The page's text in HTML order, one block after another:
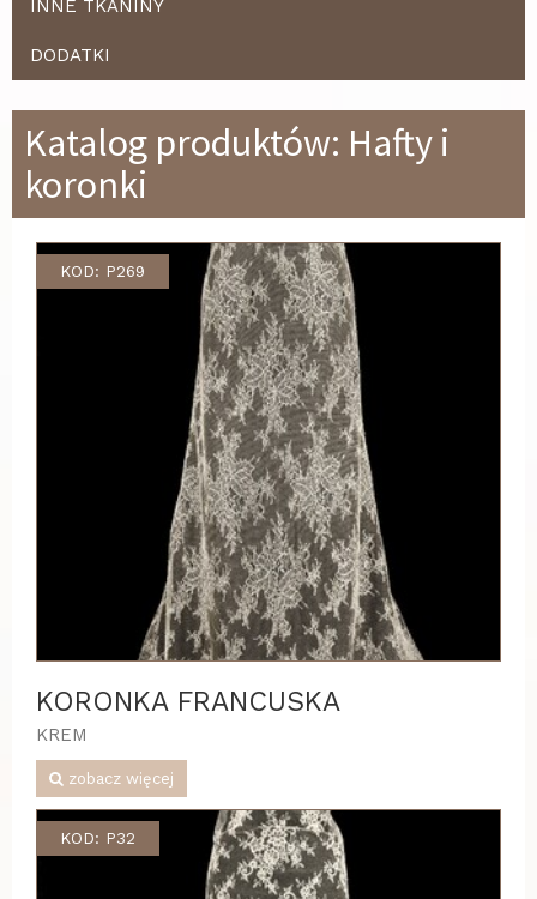
INNE TKANINY
DODATKI
Katalog produktów: Hafty i
koronki
KOD: P269
KORONKA FRANCUSKA
KREM
zobacz więcej
KOD: P32